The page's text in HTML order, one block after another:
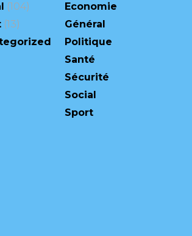
(104)
(13)
Economie
Général
Politique
Santé
Sécurité
Social
Sport